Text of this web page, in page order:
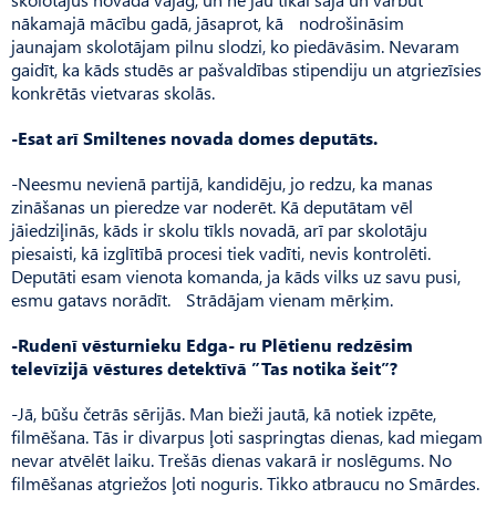
nākamajā mācību gadā, jāsaprot, kā nodrošināsim
jaunajam skolotājam pilnu slodzi, ko piedāvāsim. Ne­varam
gaidīt, ka kāds studēs ar pašvaldības stipendiju un atgriezīsies
konkrētās vietvaras skolās.
-Esat arī Smiltenes novada domes deputāts.
-Neesmu nevienā partijā, kandidēju, jo redzu, ka manas
zināšanas un pieredze var noderēt. Kā deputātam vēl
jāiedziļinās, kāds ir skolu tīkls novadā, arī par skolotāju
piesaisti, kā izglītībā procesi tiek vadīti, nevis kontrolēti.
Deputāti esam vienota komanda, ja kāds vilks uz savu pusi,
esmu gatavs norādīt. Strādājam vienam mērķim.
-Rudenī vēsturnieku Edga- ru Plētienu redzēsim
televīzijā vēstures detektīvā ”Tas notika šeit”?
-Jā, būšu četrās sērijās. Man bieži jautā, kā notiek izpēte,
filmēšana. Tās ir divarpus ļoti saspringtas dienas, kad miegam
nevar atvēlēt laiku. Trešās dienas vakarā ir noslēgums. No
filmēšanas atgriežos ļoti noguris. Tikko atbraucu no Smārdes.